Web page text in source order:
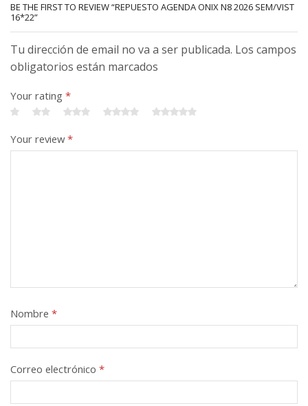
BE THE FIRST TO REVIEW “REPUESTO AGENDA ONIX N8 2026 SEM/VIST
16*22”
Tu dirección de email no va a ser publicada. Los campos
obligatorios están marcados
Your rating *
Your review*
Nombre *
Correo electrónico *